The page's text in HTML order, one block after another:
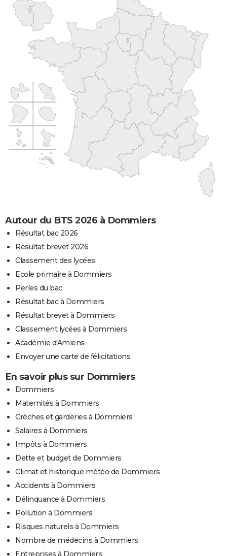
Autour du BTS 2026 à Dommiers
Résultat bac 2026
Résultat brevet 2026
Classement des lycées
Ecole primaire à Dommiers
Perles du bac
Résultat bac à Dommiers
Résultat brevet à Dommiers
Classement lycées à Dommiers
Académie d'Amiens
Envoyer une carte de félicitations
En savoir plus sur Dommiers
Dommiers
Maternités à Dommiers
Crèches et garderies à Dommiers
Salaires à Dommiers
Impôts à Dommiers
Dette et budget de Dommiers
Climat et historique météo de Dommiers
Accidents à Dommiers
Délinquance à Dommiers
Pollution à Dommiers
Risques naturels à Dommiers
Nombre de médecins à Dommiers
Entreprises à Dommiers